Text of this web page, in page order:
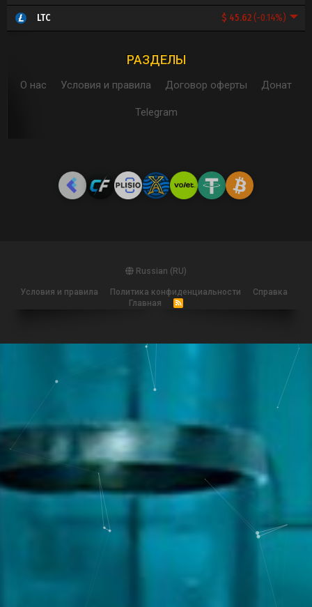
$ 45.62(-0.14%)
LTC
РАЗДЕЛЫ
О нас Условия и правила Договор оферты Донат
Telegram
Russian (RU)
Условия и правила Политика конфиденциальности
Справка
Главная
R